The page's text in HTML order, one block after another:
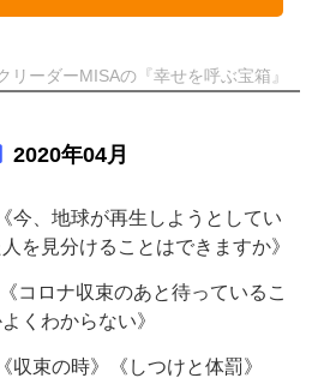
リーダーMISAの『幸せを呼ぶ宝箱』
2020年04月
今、地球が再生しようとしてい
を見分けることはできますか》
コロナ収束のあと待っているこ
くわからない》
収束の時》《しつけと体罰》